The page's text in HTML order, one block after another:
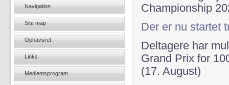
Championship
Der er nu startet
Deltagere har
Grand Prix for
(17. August)
Navigation
Site map
Ophavsret
Links
Medlemsprogram